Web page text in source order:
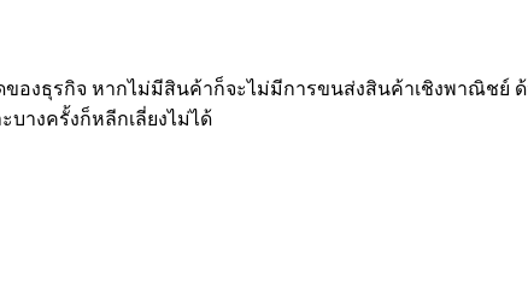
งธุรกิจ หากไม่มีสินค้าก็จะไม่มีการขนส่งสินค้าเชิงพาณิชย์
างครั้งก็หลีกเลี่ยงไม่ได้